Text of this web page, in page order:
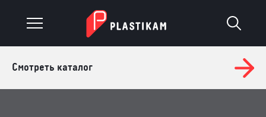
Смотреть каталог